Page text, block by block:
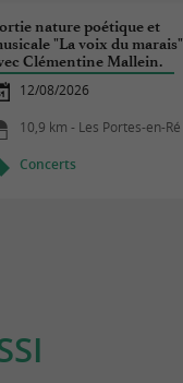
nature poétique et
"La voix du marais"
Clémentine Mallein.
12/08/2026
10,9 km - Les Portes-en-Ré
Concerts